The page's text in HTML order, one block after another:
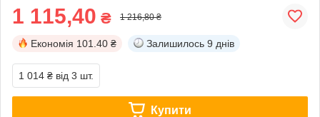
1 115,40 ₴ 1 216,80 ₴
Економія 101.40 ₴ Залишилось 9 днів
1 014 ₴ від 3 шт.
Купити